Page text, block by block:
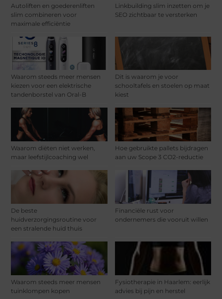
Autoliften en goederenliften
slim combineren voor
maximale efficiëntie
Linkbuilding slim inzetten om je
SEO zichtbaar te versterken
Waarom steeds meer mensen
kiezen voor een elektrische
tandenborstel van Oral-B
Dit is waarom je voor
schooltafels en stoelen op maat
kiest
Waarom diëten niet werken,
maar leefstijlcoaching wel
Hoe gebruikte pallets bijdragen
aan uw Scope 3 CO2-reductie
De beste
huidverzorgingsroutine voor
een stralende huid thuis
Financiële rust voor
ondernemers die vooruit willen
Waarom steeds meer mensen
tuinklompen kopen
Fysiotherapie in Haarlem: eerlijk
advies bij pijn en herstel